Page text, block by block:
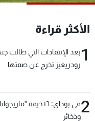
الأكثر قراءة
1بعد الإنتقادات التي طالت
رودريغيز تخرج عن صمتها
2
في بوداي: ١٦ خيمة
وذخائر
جدول البرامج
شاهد البرامج
الترددات
عن MTV